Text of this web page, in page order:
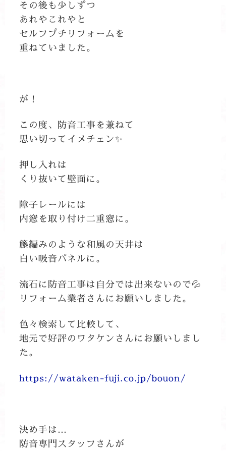
その後も少しずつ
あれやこれやと
セルフプチリフォームを
重ねていました。
が！
この度、防音工事を兼ねて
思い切ってイメチェン✨
押し入れは
くり抜いて壁面に。
障子レールには
内窓を取り付け二重窓に。
籐編みのような和風の天井は
白い吸音パネルに。
流石に防音工事は自分では出来ないので💦
リフォーム業者さんにお願いしました。
色々検索して比較して、
地元で好評のワタケンさんにお願いしまし
た。
https://wataken-fuji.co.jp/bouon/
決め手は…
防音専門スタッフさんが